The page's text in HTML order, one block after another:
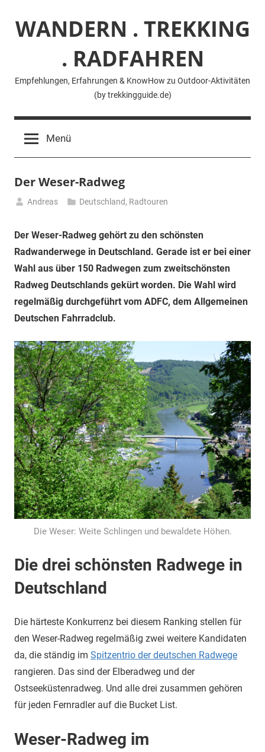
Inhalt
springenWANDERN . TREKKING
. RADFAHREN
Empfehlungen, Erfahrungen & KnowHow zu Outdoor-Aktivitäten
(by trekkingguide.de)
Menü
Der Weser-Radweg
April
Andreas Deutschland, Radtouren
Der Weser-Radweg gehört zu den schönsten
Radwanderwege in Deutschland. Gerade ist er bei einer
Wahl aus über 150 Radwegen zum zweitschönsten
Radweg Deutschlands gekürt worden. Die Wahl wird
regelmäßig durchgeführt vom ADFC, dem Allgemeinen
Deutschen Fahrradclub.
Die Weser: Weite Schlingen und bewaldete Höhen.
Die drei schönsten Radwege in
Deutschland
Die härteste Konkurrenz bei diesem Ranking stellen für
den Weser-Radweg regelmäßig zwei weitere Kandidaten
da, die ständig im Spitzentrio der deutschen Radwege
rangieren. Das sind der Elberadweg und der
Ostseeküstenradweg. Und alle drei zusammen gehören
für jeden Fernradler auf die Bucket List.
Weser-Radweg im